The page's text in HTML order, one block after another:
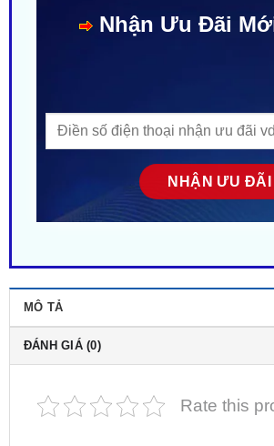
ĐÁNH GIÁ (0)
Mitsubishi Xforce Lắp Camera 360